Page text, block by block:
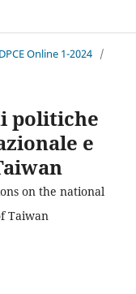
Online 1-2024 /
politiche
e
on the national
Taiwan